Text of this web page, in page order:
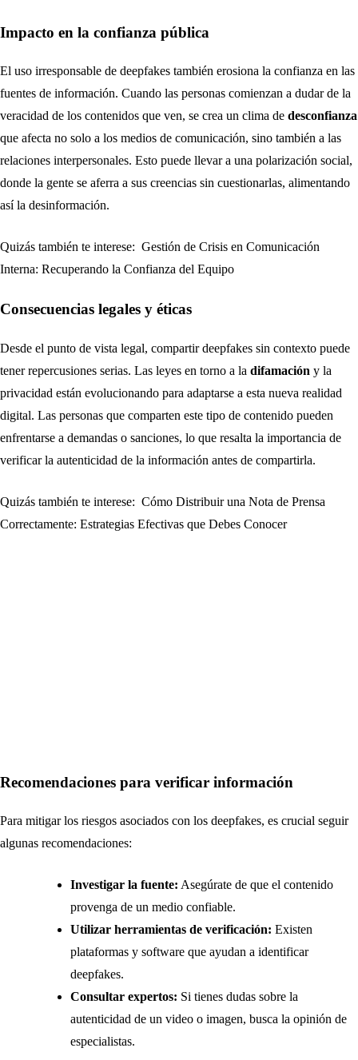
Impacto en la confianza pública
El uso irresponsable de deepfakes también erosiona la confianza en las
fuentes de información. Cuando las personas comienzan a dudar de la
veracidad de los contenidos que ven, se crea un clima de desconfianza
que afecta no solo a los medios de comunicación, sino también a las
relaciones interpersonales. Esto puede llevar a una polarización social,
donde la gente se aferra a sus creencias sin cuestionarlas, alimentando
así la desinformación.
Quizás también te interese: Gestión de Crisis en Comunicación
Interna: Recuperando la Confianza del Equipo
Consecuencias legales y éticas
Desde el punto de vista legal, compartir deepfakes sin contexto puede
tener repercusiones serias. Las leyes en torno a la difamación y la
privacidad están evolucionando para adaptarse a esta nueva realidad
digital. Las personas que comparten este tipo de contenido pueden
enfrentarse a demandas o sanciones, lo que resalta la importancia de
verificar la autenticidad de la información antes de compartirla.
Quizás también te interese: Cómo Distribuir una Nota de Prensa
Correctamente: Estrategias Efectivas que Debes Conocer
Recomendaciones para verificar información
Para mitigar los riesgos asociados con los deepfakes, es crucial seguir
algunas recomendaciones:
Investigar la fuente: Asegúrate de que el contenido
provenga de un medio confiable.
Utilizar herramientas de verificación: Existen
plataformas y software que ayudan a identificar
deepfakes.
Consultar expertos: Si tienes dudas sobre la
autenticidad de un video o imagen, busca la opinión de
especialistas.